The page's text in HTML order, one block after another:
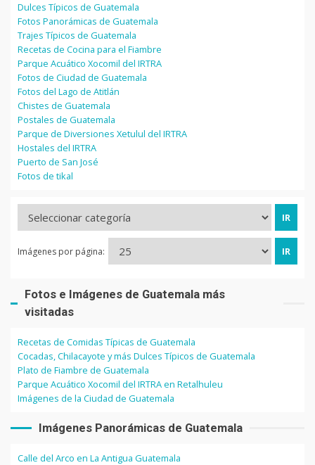
Dulces Típicos de Guatemala
Fotos Panorámicas de Guatemala
Trajes Típicos de Guatemala
Recetas de Cocina para el Fiambre
Parque Acuático Xocomil del IRTRA
Fotos de Ciudad de Guatemala
Fotos del Lago de Atitlán
Chistes de Guatemala
Postales de Guatemala
Parque de Diversiones Xetulul del IRTRA
Hostales del IRTRA
Puerto de San José
Fotos de tikal
Imágenes por página:
Fotos e Imágenes de Guatemala más
visitadas
Recetas de Comidas Típicas de Guatemala
Cocadas, Chilacayote y más Dulces Típicos de Guatemala
Plato de Fiambre de Guatemala
Parque Acuático Xocomil del IRTRA en Retalhuleu
Imágenes de la Ciudad de Guatemala
Imágenes Panorámicas de Guatemala
Calle del Arco en La Antigua Guatemala